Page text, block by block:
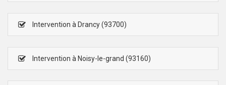
Intervention à Drancy (93700)
Intervention à Noisy-le-grand (93160)